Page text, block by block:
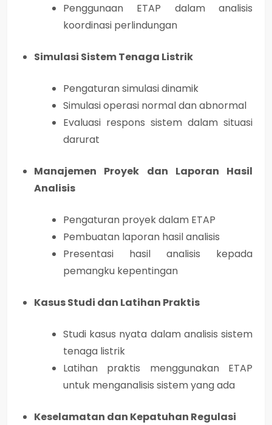
Penggunaan ETAP dalam analisis
koordinasi perlindungan
Simulasi Sistem Tenaga Listrik
Pengaturan simulasi dinamik
Simulasi operasi normal dan abnormal
Evaluasi respons sistem dalam situasi
darurat
Manajemen Proyek dan Laporan Hasil
Analisis
Pengaturan proyek dalam ETAP
Pembuatan laporan hasil analisis
Presentasi hasil analisis kepada
pemangku kepentingan
Kasus Studi dan Latihan Praktis
Studi kasus nyata dalam analisis sistem
tenaga listrik
Latihan praktis menggunakan ETAP
untuk menganalisis sistem yang ada
Keselamatan dan Kepatuhan Regulasi